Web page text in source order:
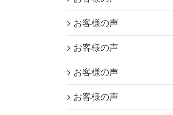
お客様の声
お客様の声
お客様の声
お客様の声